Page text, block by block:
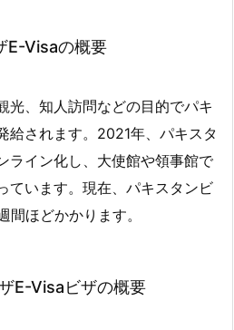
E-Visaの概要
光、知人訪問などの目的でパキ
給されます。2021年、パキスタ
ライン化し、大使館や領事館で
ています。現在、パキスタンビ
間ほどかかります。
E-Visaビザの概要